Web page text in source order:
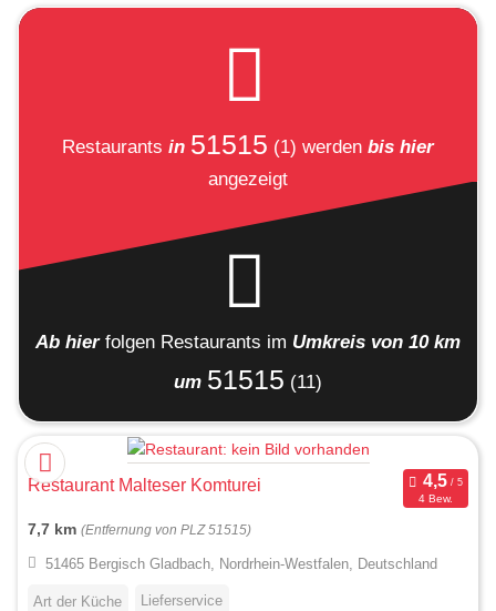
Restaurants in 51515 (1) werden bis hier
angezeigt
Ab hier folgen Restaurants im Umkreis von 10 km
um 51515 (11)
Restaurant Malteser Komturei
4 Bew.
7,7 km (Entfernung von PLZ 51515)
51465 Bergisch Gladbach, Nordrhein-Westfalen, Deutschland
Art der Küche Lieferservice